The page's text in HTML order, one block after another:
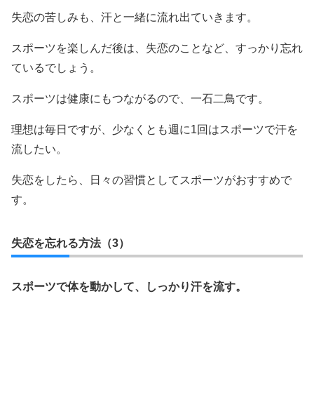
失恋の苦しみも、汗と一緒に流れ出ていきます。
スポーツを楽しんだ後は、失恋のことなど、すっかり忘れ
ているでしょう。
スポーツは健康にもつながるので、一石二鳥です。
理想は毎日ですが、少なくとも週に1回はスポーツで汗を
流したい。
失恋をしたら、日々の習慣としてスポーツがおすすめで
す。
失恋を忘れる方法（3）
スポーツで体を動かして、しっかり汗を流す。